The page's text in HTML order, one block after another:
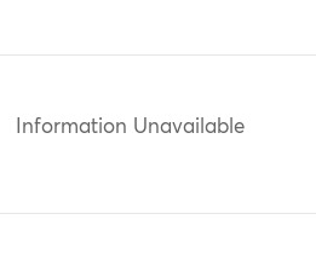
Information Unavailable